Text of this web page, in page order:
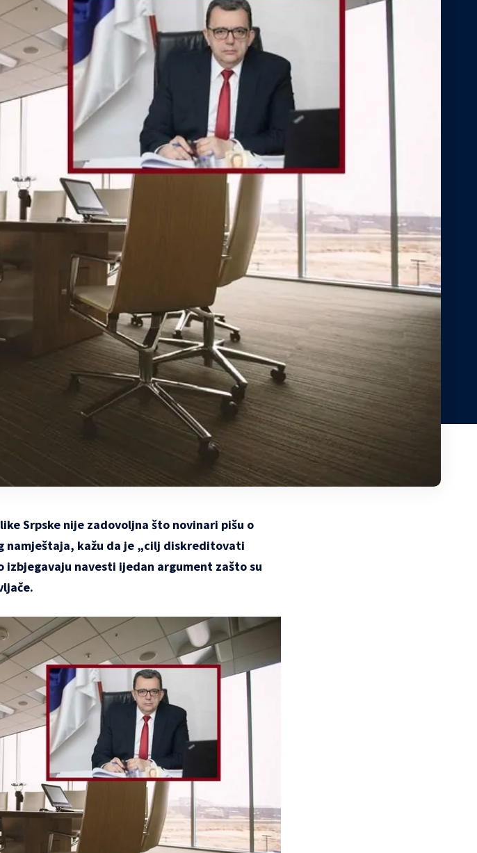
Srpske nije zadovoljna što novinari pišu o
namještaja, kažu da je „cilj diskreditovati
izbjegavaju navesti ijedan argument zašto su